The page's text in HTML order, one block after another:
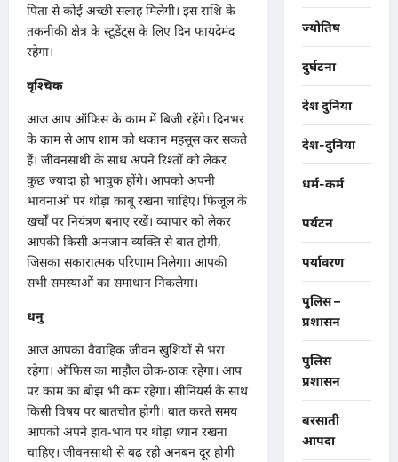
पिता से कोई अच्छी सलाह मिलेगी। इस राशि के
तकनीकी क्षेत्र के स्टूडेंट्स के लिए दिन फायदेमंद
रहेगा।
वृश्चिक
आज आप ऑफिस के काम में बिजी रहेंगे। दिनभर
के काम से आप शाम को थकान महसूस कर सकते
हैं। जीवनसाथी के साथ अपने रिश्तों को लेकर
कुछ ज्यादा ही भावुक होंगे। आपको अपनी
भावनाओं पर थोड़ा काबू रखना चाहिए। फिजूल के
खर्चों पर नियंत्रण बनाए रखें। व्यापार को लेकर
आपकी किसी अनजान व्यक्ति से बात होगी,
जिसका सकारात्मक परिणाम मिलेगा। आपकी
सभी समस्याओं का समाधान निकलेगा।
धनु
आज आपका वैवाहिक जीवन खुशियों से भरा
रहेगा। ऑफिस का माहौल ठीक-ठाक रहेगा। आप
पर काम का बोझ भी कम रहेगा। सीनियर्स के साथ
किसी विषय पर बातचीत होगी। बात करते समय
आपको अपने हाव-भाव पर थोड़ा ध्यान रखना
चाहिए। जीवनसाथी से बढ़ रही अनबन दूर होगी
ज्योतिष
दुर्घटना
देश दुनिया
देश-दुनिया
धर्म-कर्म
पर्यटन
पर्यावरण
पुलिस –
प्रशासन
पुलिस
प्रशासन
बरसाती
आपदा